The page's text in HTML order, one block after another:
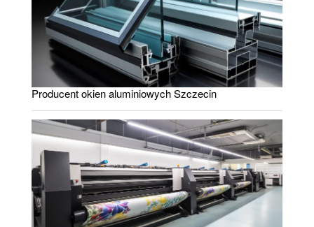
Producent okien aluminiowych Szczecin